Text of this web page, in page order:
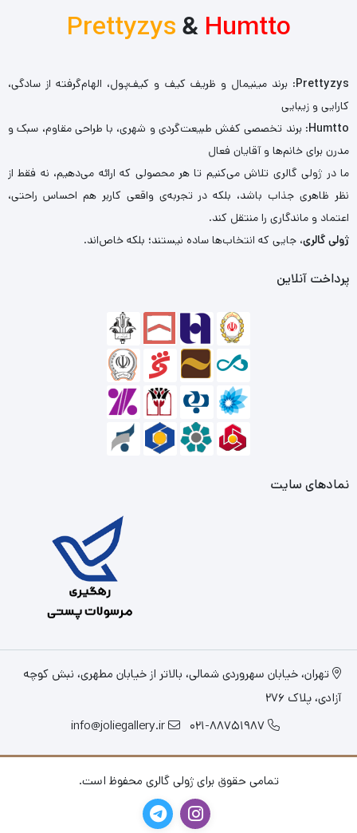
Prettyzys& Humtto
Prettyzys: برند مینیمال و ظریف کیف و کیف‌پول، الهام‌گرفته از سادگی،
کارایی و زیبایی
Humtto: برند تخصصی کفش طبیعت‌گردی و شهری، با طراحی مقاوم، سبک و
مدرن برای خانم‌ها و آقایان فعال
ما در ژولی گالری تلاش می‌کنیم تا هر محصولی که ارائه می‌دهیم، نه فقط از
نظر ظاهری جذاب باشد، بلکه در تجربه‌ی واقعی کاربر هم احساس راحتی،
اعتماد و ماندگاری را منتقل کند.
ژولی گالری، جایی که انتخاب‌ها ساده نیستند؛ بلکه خاص‌اند.
پرداخت آنلاین
نمادهای سایت
تهران، خیابان سهروردی شمالی، بالاتر از خیابان مطهری، نبش کوچه
آزادی، پلاک 276
021-88751987
info@joliegallery.ir
تمامی حقوق برای ژولی گالری محفوظ است.